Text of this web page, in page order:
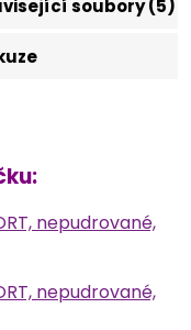
soubory (5)
nepudrované,
nepudrované,